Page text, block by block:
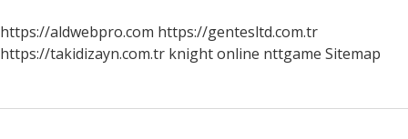
https://aldwebpro.com https://gentesltd.com.tr
https://takidizayn.com.tr knight online nttgame Sitemap